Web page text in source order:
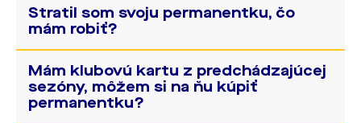
typ permanentky, ak chcete požiadať o
iný typ. Toto je možné vykonať len
osobne.
prosíme Vás, aby ste si ho
stiahli z našej
webovej stránky, vytlačili a priniesli
vyplnený a podpísaný pri kúpe
permanentky.
Stratil som svoju permanentku, čo
mám robiť?
Za poplatok 10 € vám vydáme novú
permanentku.
Mám klubovú kartu z predchádzajúcej
sezóny, môžem si na ňu kúpiť
permanentku?